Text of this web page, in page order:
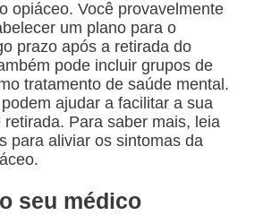
opiáceo. Você provavelmente
um plano para o
prazo após a retirada do
pode incluir grupos de
tratamento de saúde mental.
ajudar a facilitar a sua
Para saber mais, leia
para aliviar os sintomas da
seu médico